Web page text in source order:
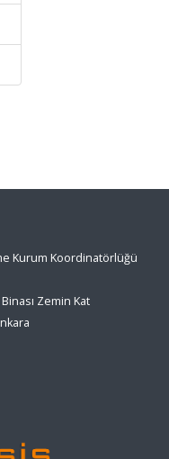
Kurum Koordinatörlüğü
Zemin Kat